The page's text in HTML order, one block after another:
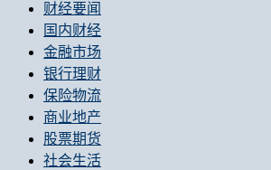
财经要闻
国内财经
金融市场
银行理财
保险物流
商业地产
股票期货
社会生活